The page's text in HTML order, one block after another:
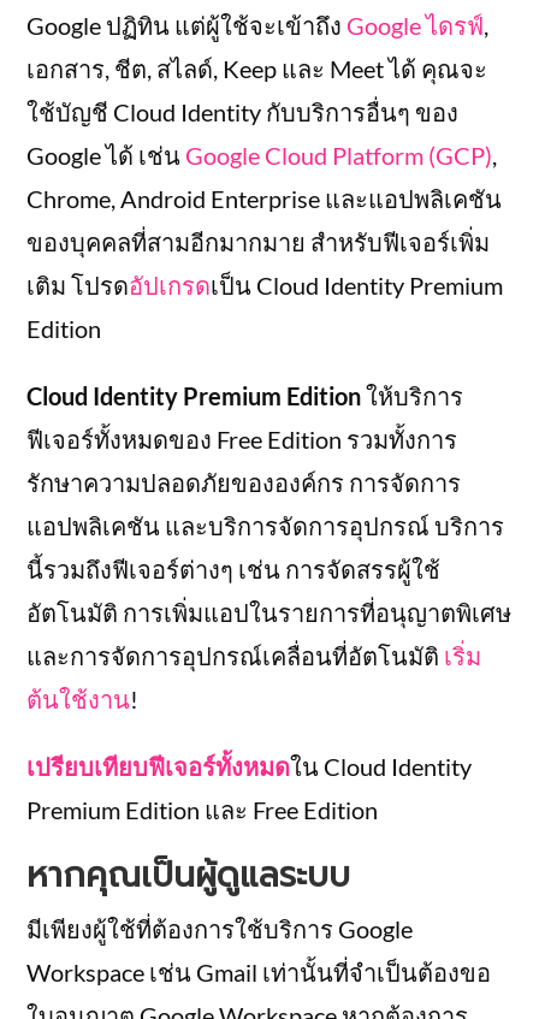
Google ปฏิทิน แต่ผู้ใช้จะเข้าถึง Google ไดรฟ์,
เอกสาร, ชีต, สไลด์, Keep และ Meet ได้ คุณจะ
ใช้บัญชี Cloud Identity กับบริการอื่นๆ ของ
Google ได้ เช่น Google Cloud Platform (GCP),
Chrome, Android Enterprise และแอปพลิเคชัน
ของบุคคลที่สามอีกมากมาย สำหรับฟีเจอร์เพิ่ม
เติม โปรดอัปเกรดเป็น Cloud Identity Premium
Edition
Cloud Identity Premium Editionให้บริการ
ฟีเจอร์ทั้งหมดของ Free Edition รวมทั้งการ
รักษาความปลอดภัยขององค์กร การจัดการ
แอปพลิเคชัน และบริการจัดการอุปกรณ์ บริการ
นี้รวมถึงฟีเจอร์ต่างๆ เช่น การจัดสรรผู้ใช้
อัตโนมัติ การเพิ่มแอปในรายการที่อนุญาตพิเศษ
และการจัดการอุปกรณ์เคลื่อนที่อัตโนมัติ เริ่ม
ต้นใช้งาน!
เปรียบเทียบฟีเจอร์ทั้งหมดใน Cloud Identity
Premium Edition และ Free Edition
หากคุณเป็นผู้ดูแลระบบ
มีเพียงผู้ใช้ที่ต้องการใช้บริการ Google
Workspace เช่น Gmail เท่านั้นที่จำเป็นต้องขอ